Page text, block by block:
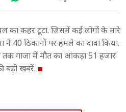
का कहर टूटा. जिसमें कई लोगों के मारे
40 ठिकानों पर हमले का दावा किया.
तक गाजा में मौत का आंकड़ा 51 हजार
बड़ी खबरें.